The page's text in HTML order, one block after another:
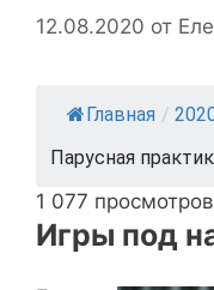
12.08.2020 от
Главная /
Парусная
1 077 просмотров
Игры под